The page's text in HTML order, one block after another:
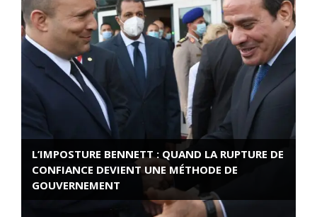
L’IMPOSTURE BENNETT : QUAND LA RUPTURE DE
CONFIANCE DEVIENT UNE MÉTHODE DE
GOUVERNEMENT